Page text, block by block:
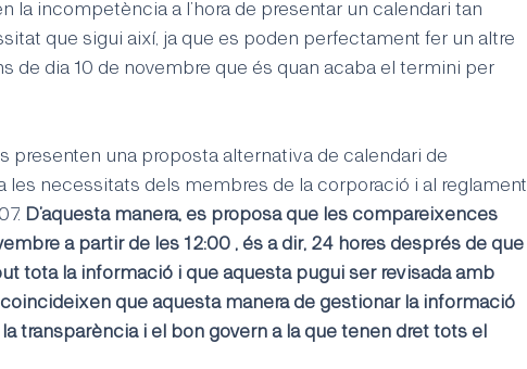
la incompetència a l’hora de presentar un calendari tan
que sigui així, ja que es poden perfectament fer un altre
de dia 10 de novembre que és quan acaba el termini per
presenten una proposta alternativa de calendari de
les necessitats dels membres de la corporació i al reglament
D’aquesta manera, es proposa que les compareixences
a partir de les 12:00 , és a dir, 24 hores després de que
tota la informació i que aquesta pugui ser revisada amb
que aquesta manera de gestionar la informació
transparència i el bon govern a la que tenen dret tots el